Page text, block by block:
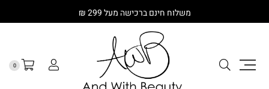
משלוח חינם ברכישה מעל 299 ₪
0